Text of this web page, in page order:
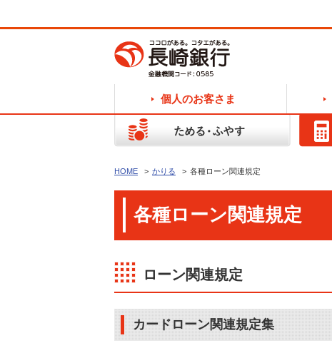
個人のお客さま
HOME かりる 各種ローン関連規定
各種ローン関連規定
ローン関連規定
カードローン関連規定集